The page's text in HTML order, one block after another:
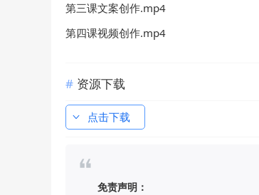
第三课文案创作.mp4
第四课视频创作.mp4
资源下载
点击下载
免责声明：